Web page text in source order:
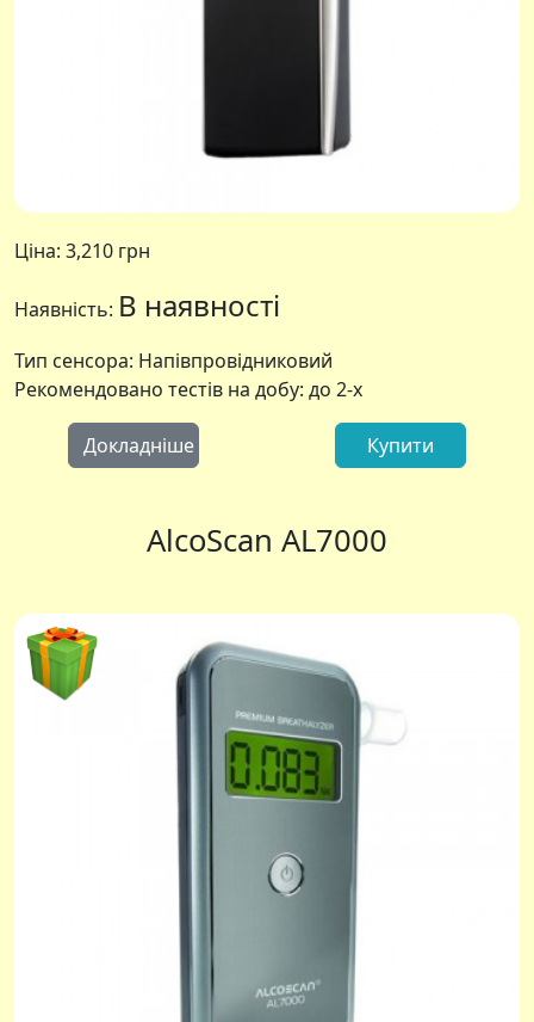
Ціна: 3,210 грн
Наявність: В наявності
Тип сенсора: Напівпровідниковий
Рекомендовано тестів на добу: до 2-х
Докладніше Купити
AlcoScan AL7000